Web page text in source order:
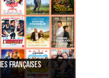
françaises
préféré du Père
françaises
» préféré ?
de Jean-Marie Poiré
?
préféré ?